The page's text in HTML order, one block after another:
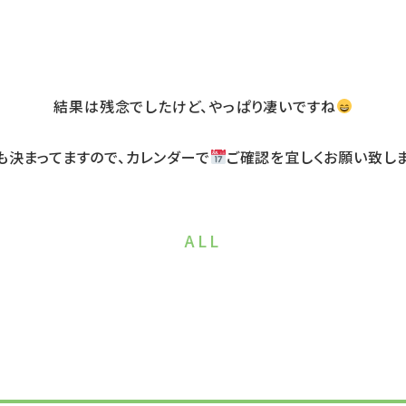
結果は残念でしたけど、やっぱり凄いですね
まってますので、カレンダーで ご確認を宜しくお願い致し
ALL